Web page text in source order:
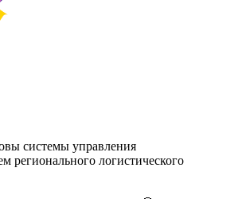
системы управления
регионального логистического